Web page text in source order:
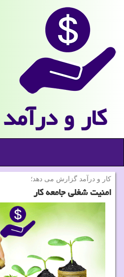
كار و درآمد
كار و درآمد گزارش می دهد؛
امنیت شغلی جامعه کار